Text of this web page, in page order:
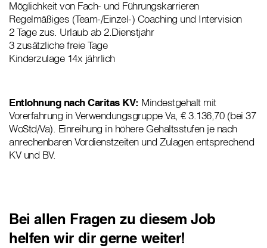
Möglichkeit von Fach- und Führungskarrieren
Regelmäßiges (Team-/Einzel-) Coaching und Intervision
2 Tage zus. Urlaub ab 2.Dienstjahr
3 zusätzliche freie Tage
Kinderzulage 14x jährlich
Entlohnung nach Caritas KV: Mindestgehalt mit
Vorerfahrung in Verwendungsgruppe Va, € 3.136,70 (bei 37
WoStd/Va). Einreihung in höhere Gehaltsstufen je nach
anrechenbaren Vordienstzeiten und Zulagen entsprechend
KV und BV.
Bei allen Fragen zu diesem Job
helfen wir dir gerne weiter!